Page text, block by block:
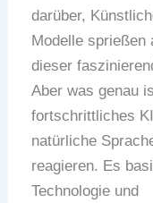
darüber,
Modelle sprießen
dieser
Aber was genau
fortschrittliches
natürliche
reagieren. Es
Technologie und